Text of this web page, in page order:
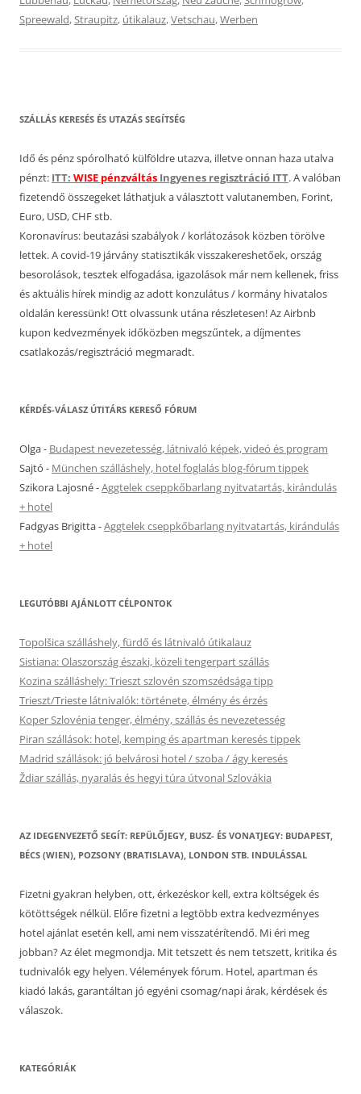
Spreewald,Straupitz, útikalauz,Vetschau,Werben
SZÁLLÁS KERESÉS ÉS UTAZÁS SEGÍTSÉG
Idő és pénz spórolható külföldre utazva, illetve onnan haza utalva
pénzt: ITT: WISE pénzváltás Ingyenes regisztráció ITT. A valóban
fizetendő összegeket láthatjuk a választott valutanemben, Forint,
Euro, USD, CHF stb.
Koronavírus: beutazási szabályok / korlátozások közben törölve
lettek. A covid-19 járvány statisztikák visszakereshetőek, ország
besorolások, tesztek elfogadása, igazolások már nem kellenek, friss
és aktuális hírek mindig az adott konzulátus / kormány hivatalos
oldalán keressünk! Ott olvassunk utána részletesen! Az Airbnb
kupon kedvezmények időközben megszűntek, a díjmentes
csatlakozás/regisztráció megmaradt.
KÉRDÉS-VÁLASZ ÚTITÁRS KERESŐ FÓRUM
Olga- Budapest nevezetesség, látnivaló képek, videó és program
Sajtó - München szálláshely, hotel foglalás blog-fórum tippek
Szikora Lajosné-Aggtelek cseppkőbarlang nyitvatartás, kirándulás
+ hotel
Fadgyas Brigitta-Aggtelek cseppkőbarlang nyitvatartás, kirándulás
+ hotel
LEGUTÓBBI AJÁNLOTT CÉLPONTOK
Topolšica szálláshely, fürdő és látnivaló útikalauz
Sistiana: Olaszország északi, közeli tengerpart szállás
Kozina szálláshely: Trieszt szlovén szomszédsága tipp
Trieszt/Trieste látnivalók: története, élmény és érzés
Koper Szlovénia tenger, élmény, szállás és nevezetesség
Piran szállások: hotel, kemping és apartman keresés tippek
Madrid szállások: jó belvárosi hotel / szoba / ágy keresés
Ždiar szállás, nyaralás és hegyi túra útvonal Szlovákia
AZ IDEGENVEZETŐ SEGÍT: REPÜLŐJEGY, BUSZ- ÉS VONATJEGY: BUDAPEST,
BÉCS (WIEN), POZSONY (BRATISLAVA), LONDON STB. INDULÁSSAL
Fizetni gyakran helyben, ott, érkezéskor kell, extra költségek és
kötöttségek nélkül. Előre fizetni a legtöbb extra kedvezményes
hotel ajánlat esetén kell, ami nem visszatérítendő. Mi éri meg
jobban? Az élet megmondja. Mit tetszett és nem tetszett, kritika és
tudnivalók egy helyen. Vélemények fórum. Hotel, apartman és
kiadó lakás, garantáltan jó egyéni csomag/napi árak, kérdések és
válaszok.
KATEGÓRIÁK